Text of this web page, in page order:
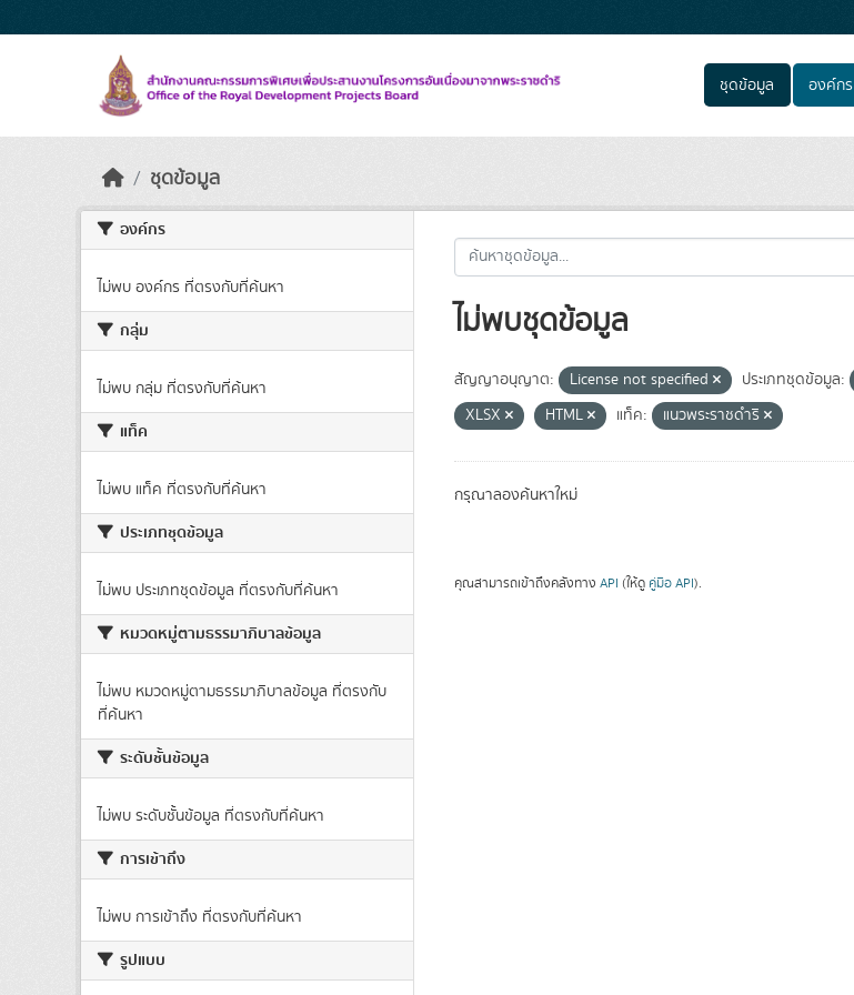
ชุดข้อมูล องค์กร
ชุดข้อมูล
องค์กร
ไม่พบ องค์กร ที่ตรงกับที่ค้นหา
กลุ่ม
ไม่พบ กลุ่ม ที่ตรงกับที่ค้นหา
แท็ค
ไม่พบ แท็ค ที่ตรงกับที่ค้นหา
ประเภทชุดข้อมูล
ไม่พบ ประเภทชุดข้อมูล ที่ตรงกับที่ค้นหา
หมวดหมู่ตามธรรมาภิบาลข้อมูล
ไม่พบ หมวดหมู่ตามธรรมาภิบาลข้อมูล ที่ตรงกับ
ที่ค้นหา
ระดับชั้นข้อมูล
ไม่พบ ระดับชั้นข้อมูล ที่ตรงกับที่ค้นหา
การเข้าถึง
ไม่พบ การเข้าถึง ที่ตรงกับที่ค้นหา
รูปแบบ
ไม่พบชุดข้อมูล
สัญญาอนุญาต: License not specified ประเภทชุดข้อมูล:
XLSX
HTML แท็ค: แนวพระราชดำริ
กรุณาลองค้นหาใหม่
คุณสามารถเข้าถึงคลังทาง API (ให้ดู คู่มือ API).